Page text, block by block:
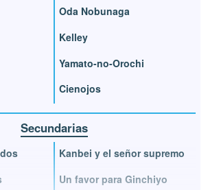
Oda Nobunaga
Kelley
Yamato-no-Orochi
Cienojos
Secundarias
Kanbei y el señor supremo
Un favor para Ginchiyo